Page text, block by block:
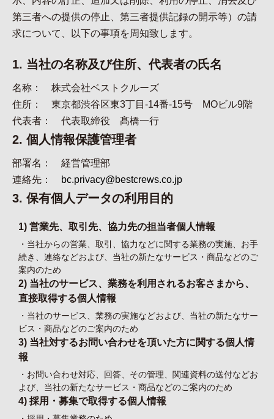
第三者への提供の停止、第三者提供記録の開示等）の請
求について、以下の事項を周知致します。
1. 当社の名称及び住所、代表者の氏名
名称： 株式会社ベストクルーズ
住所： 東京都渋谷区東3丁目-14番-15号 MOビル9階
代表者： 代表取締役 髙橋一行
2. 個人情報保護管理者
部署名： 経営管理部
連絡先：
bc.privacy@bestcrews.co.jp
3. 保有個人データの利用目的
1) 営業先、取引先、協力先の担当者個人情報
・当社からの営業、取引、協力などに関する業務の実施、お手
続き、連絡などおよび、当社の新たなサービス・商品などのご
案内のため
2) 当社のサービス、業務を利用されるお客さまから、
直接取得する個人情報
・当社のサービス、業務の実施などおよび、当社の新たなサー
ビス・商品などのご案内のため
3) 当社対するお問い合わせを頂いた方に関する個人情
報
・お問い合わせ対応、回答、その管理、関連資料の送付などお
よび、当社の新たなサービス・商品などのご案内のため
4) 採用・募集で取得する個人情報